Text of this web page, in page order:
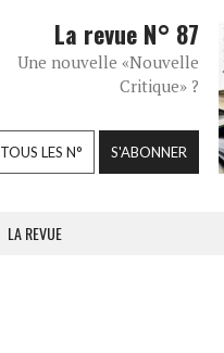
La revue N° 87
Une nouvelle «Nouvelle
Critique» ?
TOUS LES N° S'ABONNER
LA REVUE